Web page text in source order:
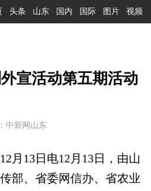
头条 山东 国内 国际 图片 视频
宣活动第五期活动
中新网山东
13日电12月13日，由山
部、省委网信办、省农业